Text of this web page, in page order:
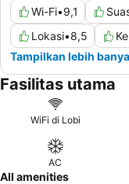
Wi-Fi•9,1
Lokasi•8,5
Tampilkan lebih
Fasilitas utama
WiFi di Lobi
AC
All amenities